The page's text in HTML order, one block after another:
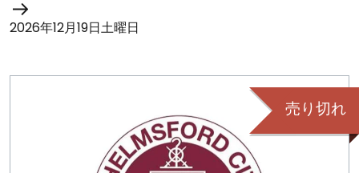
2026年12月19日土曜日
売り切れ